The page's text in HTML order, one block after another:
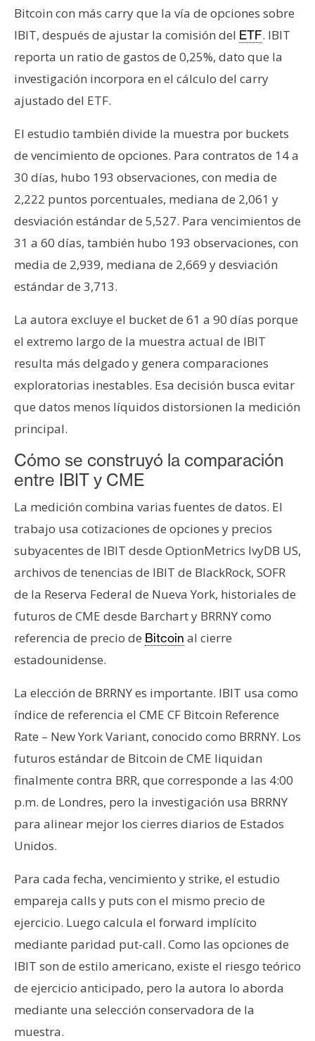
Bitcoin con más carry que la vía de opciones sobre
IBIT, después de ajustar la comisión del ETF. IBIT
reporta un ratio de gastos de 0,25%, dato que la
investigación incorpora en el cálculo del carry
ajustado del ETF.
El estudio también divide la muestra por buckets
de vencimiento de opciones. Para contratos de 14 a
30 días, hubo 193 observaciones, con media de
2,222 puntos porcentuales, mediana de 2,061 y
desviación estándar de 5,527. Para vencimientos de
31 a 60 días, también hubo 193 observaciones, con
media de 2,939, mediana de 2,669 y desviación
estándar de 3,713.
La autora excluye el bucket de 61 a 90 días porque
el extremo largo de la muestra actual de IBIT
resulta más delgado y genera comparaciones
exploratorias inestables. Esa decisión busca evitar
que datos menos líquidos distorsionen la medición
principal.
Cómo se construyó la comparación
entre IBIT y CME
La medición combina varias fuentes de datos. El
trabajo usa cotizaciones de opciones y precios
subyacentes de IBIT desde OptionMetrics IvyDB US,
archivos de tenencias de IBIT de BlackRock, SOFR
de la Reserva Federal de Nueva York, historiales de
futuros de CME desde Barchart y BRRNY como
referencia de precio de Bitcoin al cierre
estadounidense.
La elección de BRRNY es importante. IBIT usa como
índice de referencia el CME CF Bitcoin Reference
Rate – New York Variant, conocido como BRRNY. Los
futuros estándar de Bitcoin de CME liquidan
finalmente contra BRR, que corresponde a las 4:00
p.m. de Londres, pero la investigación usa BRRNY
para alinear mejor los cierres diarios de Estados
Unidos.
Para cada fecha, vencimiento y strike, el estudio
empareja calls y puts con el mismo precio de
ejercicio. Luego calcula el forward implícito
mediante paridad put-call. Como las opciones de
IBIT son de estilo americano, existe el riesgo teórico
de ejercicio anticipado, pero la autora lo aborda
mediante una selección conservadora de la
muestra.